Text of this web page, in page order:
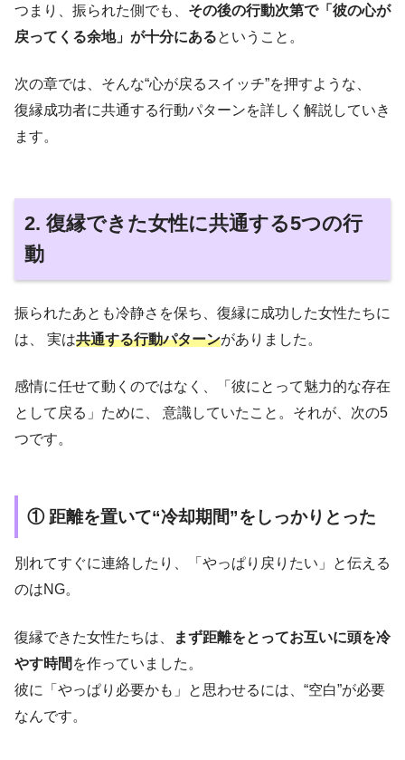
つまり、振られた側でも、 その後の行動次第で「彼の心が
戻ってくる余地」が十分にあるということ。
次の章では、そんな“心が戻るスイッチ”を押すような、
復縁成功者に共通する行動パターンを詳しく解説していき
ます。
2. 復縁できた女性に共通する5つの行
動
振られたあとも冷静さを保ち、復縁に成功した女性たちに
は、 実は共通する行動パターンがありました。
感情に任せて動くのではなく、「彼にとって魅力的な存在
として戻る」ために、 意識していたこと。それが、次の5
つです。
① 距離を置いて“冷却期間”をしっかりとった
別れてすぐに連絡したり、「やっぱり戻りたい」と伝える
のはNG。
復縁できた女性たちは、
まず距離をとってお互いに頭を冷
やす時間 を作っていました。
彼に「やっぱり必要かも」と思わせるには、“空白”が必要
なんです。